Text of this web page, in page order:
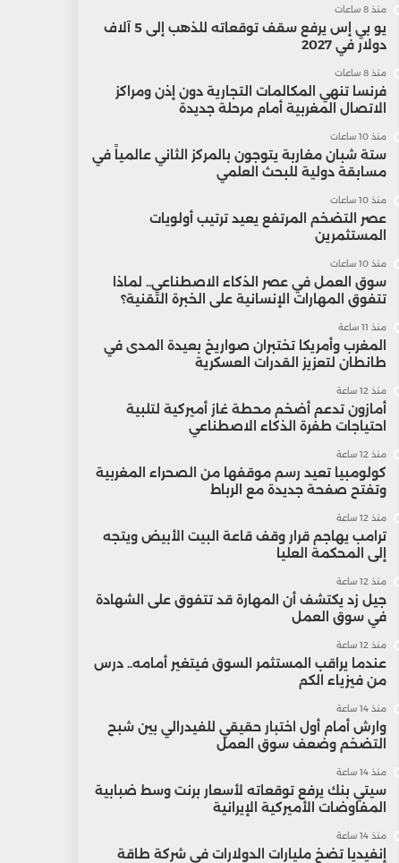
منذ 8 ساعات
يو بي إس يرفع سقف توقعاته للذهب إلى 5 آلاف
دولار في 2027
منذ 8 ساعات
فرنسا تنهي المكالمات التجارية دون إذن ومراكز
الاتصال المغربية أمام مرحلة جديدة
منذ 10 ساعات
ستة شبان مغاربة يتوجون بالمركز الثاني عالمياً في
مسابقة دولية للبحث العلمي
منذ 10 ساعات
عصر التضخم المرتفع يعيد ترتيب أولويات
المستثمرين
منذ 10 ساعات
سوق العمل في عصر الذكاء الاصطناعي.. لماذا
تتفوق المهارات الإنسانية على الخبرة التقنية؟
منذ 11 ساعة
المغرب وأمريكا تختبران صواريخ بعيدة المدى في
طانطان لتعزيز القدرات العسكرية
منذ 12 ساعة
أمازون تدعم أضخم محطة غاز أميركية لتلبية
احتياجات طفرة الذكاء الاصطناعي
منذ 12 ساعة
كولومبيا تعيد رسم موقفها من الصحراء المغربية
وتفتح صفحة جديدة مع الرباط
منذ 12 ساعة
ترامب يهاجم قرار وقف قاعة البيت الأبيض ويتجه
إلى المحكمة العليا
منذ 12 ساعة
جيل زد يكتشف أن المهارة قد تتفوق على الشهادة
في سوق العمل
منذ 12 ساعة
عندما يراقب المستثمر السوق فيتغير أمامه.. درس
من فيزياء الكم
منذ 14 ساعة
وارش أمام أول اختبار حقيقي للفيدرالي بين شبح
التضخم وضعف سوق العمل
منذ 14 ساعة
سيتي بنك يرفع توقعاته لأسعار برنت وسط ضبابية
المفاوضات الأميركية الإيرانية
منذ 14 ساعة
إنفيديا تضخ مليارات الدولارات في شركة طاقة